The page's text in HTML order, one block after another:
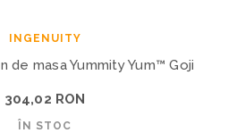
INGENUITY
de masa Yummity Yum™ Goji
304,02 RON
ÎN STOC